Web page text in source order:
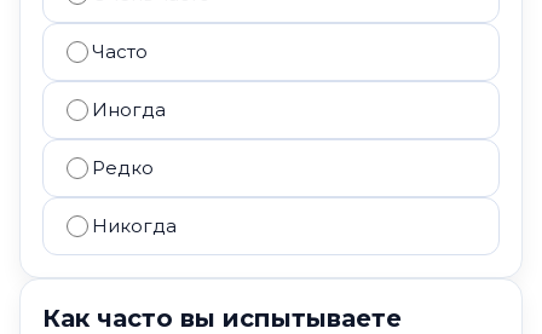
Часто
Иногда
Редко
Никогда
Как часто вы испытываете